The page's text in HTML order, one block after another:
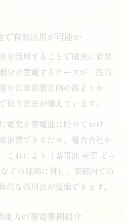
で有効活用が可能か
を活用することで確実に有効
分を売電するケースが一般的
や自家消費志向の高まりか
使う方法が増えています。
電気を蓄電池に貯めておけ
消費できるため、電力会社か
これにより「蓄電池 売電 どっ
どの疑問に対し、家庭内での
的な活用法が提案できます。
電力の蓄電事例紹介